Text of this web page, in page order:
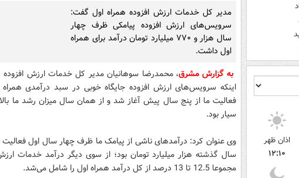
اذان ظهر
۱۲:۱۰
مدیر کل خدمات ارزش افزوده همراه اول گفت:
سرویس‌های ارزش افزوده پیامکی ظرف چهار
سال هزار و ۷۷۰ میلیارد تومان درآمد برای همراه
اول داشت.
به گزارش مشرق، محمدرضا سوهانیان مدیر کل خدمات ارزش افزوده
اینکه سرویس‌های ارزش افزوده جایگاه خوبی در سبد درآمدی همراه
فعالیت ما از پنج سال پیش آغاز شد و از همان سال میزان رشد ما
سیار بود.
سال گذشته هزار میلیارد تومان بود؛ از سوی دیگر درآمد خدمات
مجموعا 12.5 تا 13 درصد از کل درآمد همراه اول را شامل می‌شد.